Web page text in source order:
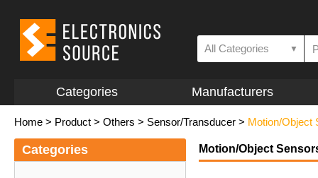
All Categories ▼
Categories Manufacturers
Home > Product > Others > Sensor/Transducer > Motion/Object
Categories Motion/Object